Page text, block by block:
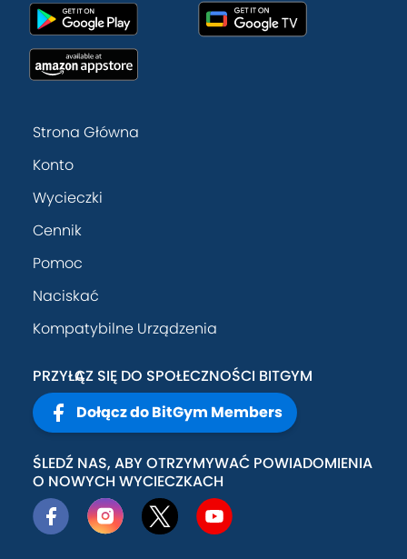
Strona Główna
Konto
Wycieczki
Cennik
Pomoc
Naciskać
Kompatybilne Urządzenia
PRZYŁĄCZ SIĘ DO SPOŁECZNOŚCI BITGYM
Dołącz do BitGym Members
ŚLEDŹ NAS, ABY OTRZYMYWAĆ POWIADOMIENIA
O NOWYCH WYCIECZKACH